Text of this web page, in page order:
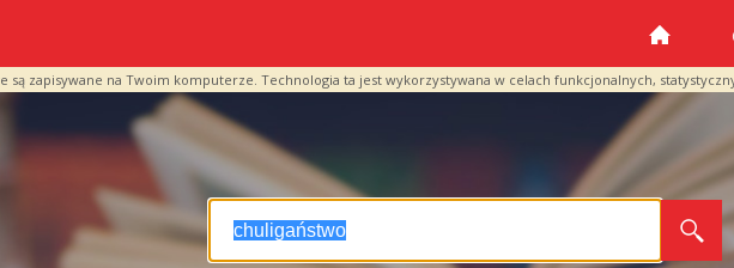
są zapisywane na Twoim komputerze. Technologia ta jest wykorzystywana w celach funkcjonalnych,